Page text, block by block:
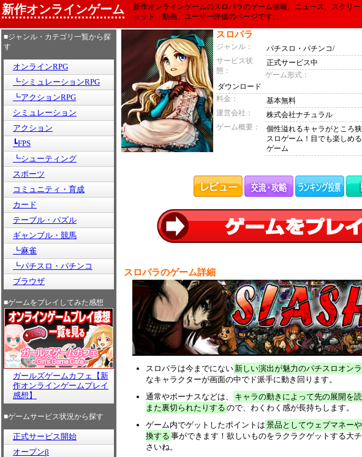
新作オンラインゲーム
新作オンラインゲームのスロパラのゲーム情報、ニュース、スクリー
ョット、動画、ユーザー評価のページです。
■ジャンル・カテゴリ一覧から探
す
オンラインRPG
┗シミュレーションRPG
┗アクションRPG
シミュレーション
アクション
┗FPS
┗シューティング
スポーツ
コミュニティ・育成
カード
テーブル・パズル
ギャンブル・競馬
┗麻雀
┗パチスロ・パチンコ
ブラウザ
■ゲームをプレイしてみた感想
ガールズゲームカフェ【新
作オンラインゲームプレイ
感想】
■ゲームサービス状況から探す
正式サービス開始
オープンβ
スロパラ
ジャンル：
パチスロ・パチンコ/
サービス状
態：
正式サービス中
ゲーム形式：
ダウンロード
料金：
基本無料
運営会社：
株式会社ナチュラル
ゲーム概要：
個性溢れるキャラがところ
スロゲーム！目でも楽しめ
ゲーム
スロパラのゲーム詳細
スロパラは今までにない 新しい演出が魅力のパチスロオン
なキャラクターが画面の中でド派手に動き回ります。
通常やボーナスなどは、
キャラの動きによって先の展開を
また裏切られたりする ので、わくわく感が長持ちします。
ゲーム内でゲットしたポイントは 景品としてウェブマネー
換する 事ができます！欲しいものをラクラクゲットする大
さいね。